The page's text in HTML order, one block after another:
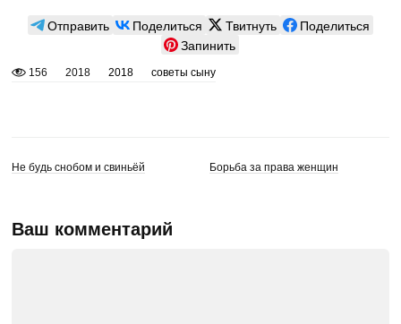
Отправить Поделиться Твитнуть
Поделиться
Запинить
156 2018 2018 советы сыну
Не будь снобом и свиньёй Борьба за права женщин
Ваш комментарий